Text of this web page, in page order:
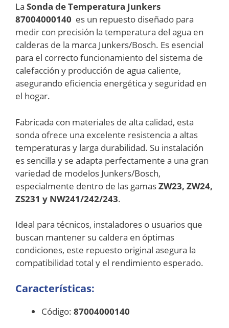
La Sonda de Temperatura Junkers
87004000140 es un repuesto diseñado para
medir con precisión la temperatura del agua en
calderas de la marca Junkers/Bosch. Es esencial
para el correcto funcionamiento del sistema de
calefacción y producción de agua caliente,
asegurando eficiencia energética y seguridad en
el hogar.
Fabricada con materiales de alta calidad, esta
sonda ofrece una excelente resistencia a altas
temperaturas y larga durabilidad. Su instalación
es sencilla y se adapta perfectamente a una gran
variedad de modelos Junkers/Bosch,
especialmente dentro de las gamasZW23, ZW24,
ZS231 y NW241/242/243.
Ideal para técnicos, instaladores o usuarios que
buscan mantener su caldera en óptimas
condiciones, este repuesto original asegura la
compatibilidad total y el rendimiento esperado.
Características:
Código: 87004000140